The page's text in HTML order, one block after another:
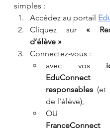
simples :
Accédez au portail
Cliquez sur «
d’élève »
Connectez-vous :
avec vos
EduConnect
responsables (et
de l’élève),
FranceConnect